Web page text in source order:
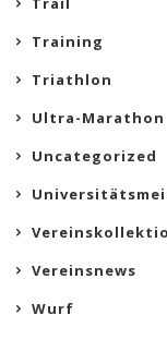
Training
Triathlon
Ultra-Marathon
Uncategorized
Vereinsnews
Wurf